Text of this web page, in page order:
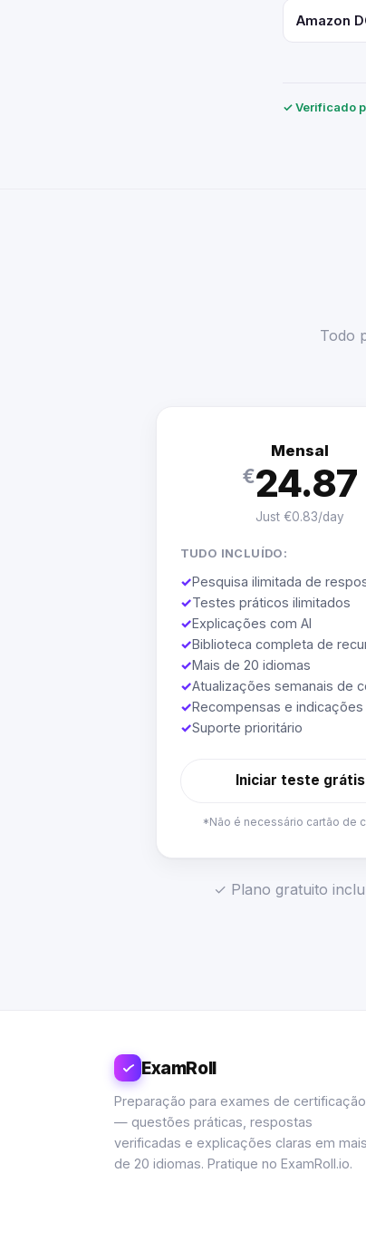
Amazon
✓ Verificado
Todo
Mensal
€24.87
Just €0.83/day
TUDO INCLUÍDO:
✓Pesquisa ilimitada de
✓Testes práticos ilimitados
✓Explicações com AI
✓Biblioteca completa de
✓Mais de 20 idiomas
✓Atualizações semanais de
✓Recompensas e indicações
✓Suporte prioritário
Iniciar teste grátis
*Não é necessário cartão de
✓ Plano gratuito
ExamRoll
Preparação para exames de certificação
— questões práticas, respostas
verificadas e explicações claras em mais
de 20 idiomas. Pratique no ExamRoll.io.